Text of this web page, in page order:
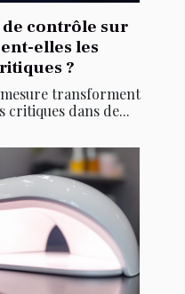
de contrôle sur
elles les
?
transforment
critiques dans de...